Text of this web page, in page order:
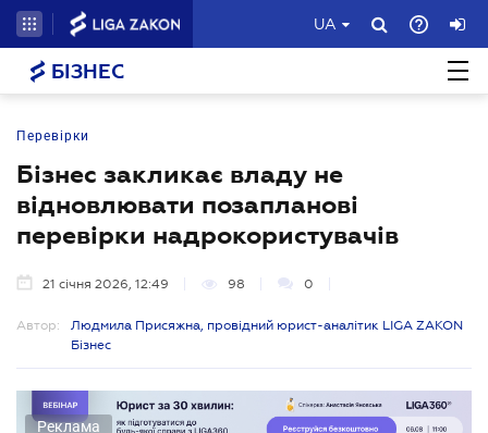
UA
БІЗНЕС
Перевірки
Бізнес закликає владу не
відновлювати позапланові
перевірки надрокористувачів
21 січня 2026, 12:49 98 0
Автор:
Людмила Присяжна, провідний юрист-аналітик LIGA ZAKON
Бізнес
Реклама